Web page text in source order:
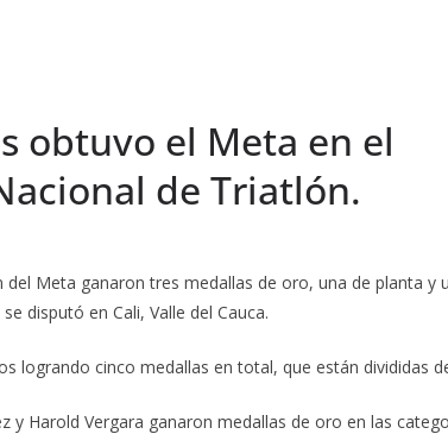
obtuvo el Meta en el
de Triatlón.
Meta ganaron tres medallas de oro, una de planta y
disputó en Cali, Valle del Cauca.
logrando cinco medallas en total, que están divididas
y Harold Vergara ganaron medallas de oro en las